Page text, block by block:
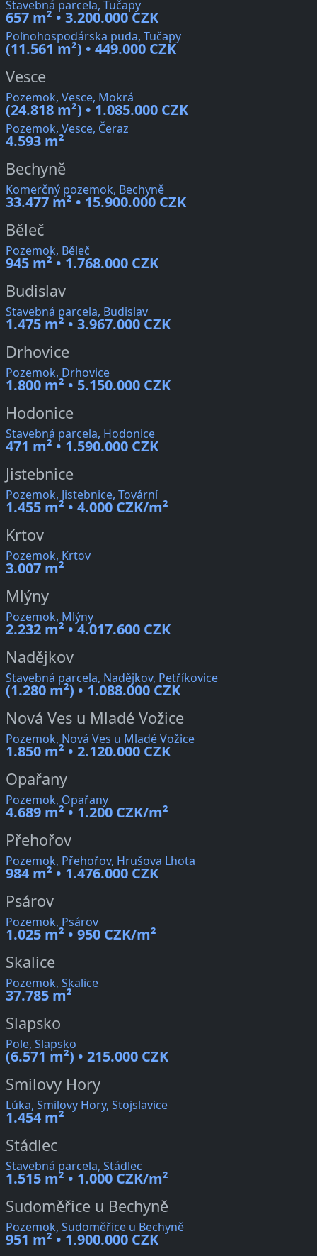
Stavebná parcela, Tučapy
657 m² • 3.200.000 CZK
Poľnohospodárska puda, Tučapy
(11.561 m²) • 449.000 CZK
Vesce
Pozemok, Vesce, Mokrá
(24.818 m²) • 1.085.000 CZK
Pozemok, Vesce, Čeraz
4.593 m²
Bechyně
Komerčný pozemok, Bechyně
33.477 m² • 15.900.000 CZK
Běleč
Pozemok, Běleč
945 m² • 1.768.000 CZK
Budislav
Stavebná parcela, Budislav
1.475 m² • 3.967.000 CZK
Drhovice
Pozemok, Drhovice
1.800 m² • 5.150.000 CZK
Hodonice
Stavebná parcela, Hodonice
471 m² • 1.590.000 CZK
Jistebnice
Pozemok, Jistebnice, Tovární
1.455 m² • 4.000 CZK/m²
Krtov
Pozemok, Krtov
3.007 m²
Mlýny
Pozemok, Mlýny
2.232 m² • 4.017.600 CZK
Nadějkov
Stavebná parcela, Nadějkov, Petříkovice
(1.280 m²) • 1.088.000 CZK
Nová Ves u Mladé Vožice
Pozemok, Nová Ves u Mladé Vožice
1.850 m² • 2.120.000 CZK
Opařany
Pozemok, Opařany
4.689 m² • 1.200 CZK/m²
Přehořov
Pozemok, Přehořov, Hrušova Lhota
984 m² • 1.476.000 CZK
Psárov
Pozemok, Psárov
1.025 m² • 950 CZK/m²
Skalice
Pozemok, Skalice
37.785 m²
Slapsko
Pole, Slapsko
(6.571 m²) • 215.000 CZK
Smilovy Hory
Lúka, Smilovy Hory, Stojslavice
1.454 m²
Stádlec
Stavebná parcela, Stádlec
1.515 m² • 1.000 CZK/m²
Sudoměřice u Bechyně
Pozemok, Sudoměřice u Bechyně
951 m² • 1.900.000 CZK